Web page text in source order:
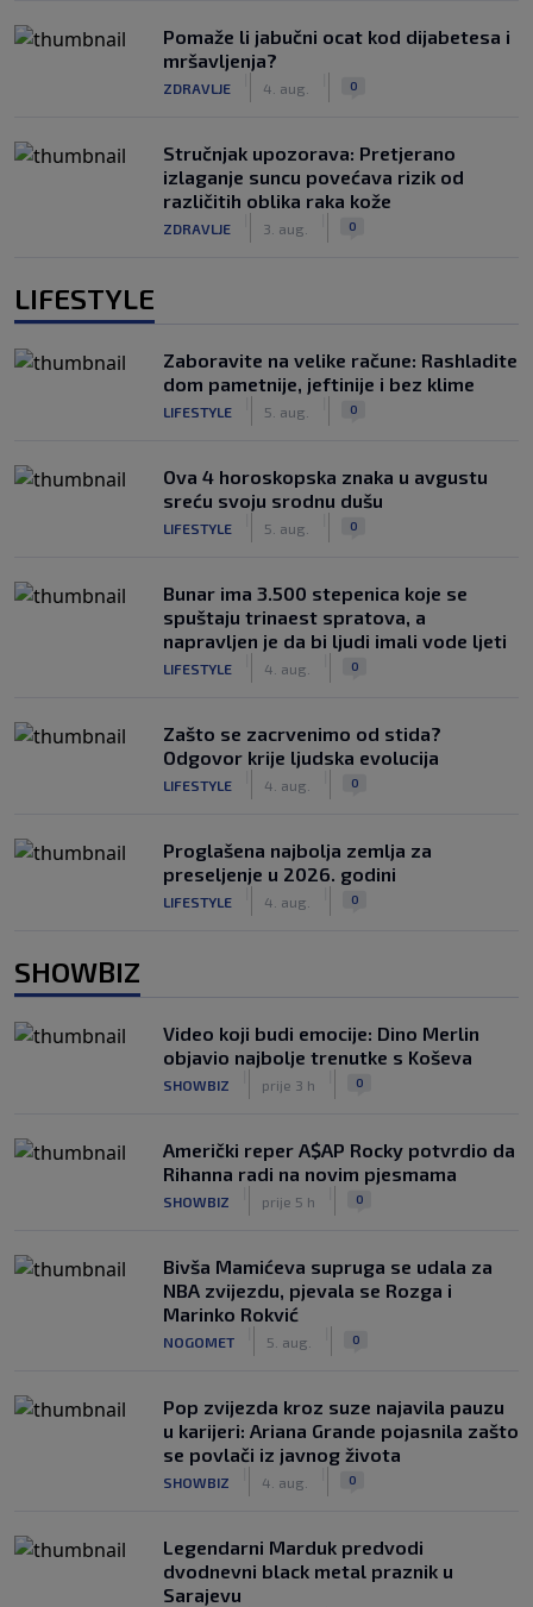
Pomaže li jabučni ocat kod dijabetesa i
mršavljenja?
ZDRAVLJE 4. aug. 0
Stručnjak upozorava: Pretjerano
izlaganje suncu povećava rizik od
različitih oblika raka kože
ZDRAVLJE 3. aug. 0
LIFESTYLE
Zaboravite na velike račune: Rashladite
dom pametnije, jeftinije i bez klime
LIFESTYLE 5. aug. 0
Ova 4 horoskopska znaka u avgustu
sreću svoju srodnu dušu
LIFESTYLE 5. aug. 0
Bunar imа 3.500 stepenica koje se
spuštaju trinaest spratova, a
napravljen je da bi ljudi imali vode ljeti
LIFESTYLE 4. aug. 0
Zašto se zacrvenimo od stida?
Odgovor krije ljudska evolucija
LIFESTYLE 4. aug. 0
Proglašena najbolja zemlja za
preseljenje u 2026. godini
LIFESTYLE 4. aug. 0
SHOWBIZ
Video koji budi emocije: Dino Merlin
objavio najbolje trenutke s Koševa
SHOWBIZ prije 3 h 0
Američki reper A$AP Rocky potvrdio da
Rihanna radi na novim pjesmama
SHOWBIZ prije 5 h 0
Bivša Mamićeva supruga se udala za
NBA zvijezdu, pjevala se Rozga i
Marinko Rokvić
NOGOMET 5. aug. 0
Pop zvijezda kroz suze najavila pauzu
u karijeri: Ariana Grande pojasnila zašto
se povlači iz javnog života
SHOWBIZ 4. aug. 0
Legendarni Marduk predvodi
dvodnevni black metal praznik u
Sarajevu